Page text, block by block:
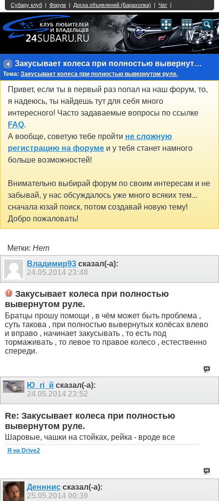
Закусывает колеса при полностью вывернутом руле.
Тема: Закусывает колеса при полностью вывернутом руле.
Привет, если ты в первый раз попал на наш форум, то,
я надеюсь, ты найдешь тут для себя много
интересного! Часто задаваемые вопросы по ссылке
FAQ.
А вообще, советую тебе пройти не сложную
регистрацию на форуме и у тебя станет намного
больше возможностей!
Внимательно выбирай форум по своим интересам и не
забывай, у нас обсуждалось уже много всяких тем...
сначала юзай поиск, потом создавай новую тему!
Добро пожаловать!
Метки: Нет
Владимир93 сказал(-а):
24.05.2014 23:48
Закусывает колеса при полностью
вывернутом руле.
Братцы прошу помощи , в чём может быть проблема ,
суть такова , при полностью вывернутых колёсах влево
и вправо , начинает закусывать , то есть под
тормаживать , то левое то правое колесо , естественно
спереди.
Ю_ri_й сказал(-а):
24.05.2014 23:52
Re: Закусывает колеса при полностью
вывернутом руле.
Шаровые, чашки на стойках, рейка - вроде все
Я на Drive2
Денннис сказал(-а):
25.05.2014 00:39
Single Sign On provided byvBSSO
2 3 4 5 6 7 8 9 10 11 12 13 14 15 16 17 18 21 22 23 24 25 26
27 28 29 30 31 32 33 34 35 36 37 38 39 40 41 42 43